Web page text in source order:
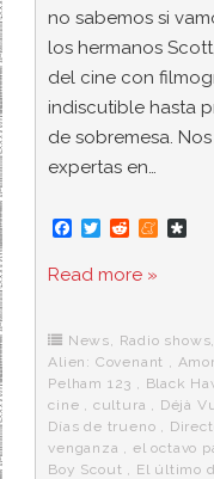
no sabemos si
los hermanos
del cine con
indiscutible hasta
de sobremesa.
expertas en…
F
c
e
o
k
T
i
t
r
R
d
d
M
e
r
a
Read more »
News, Radio shows,
Alien: Covenant ,
Pelham 123 , Black
cine , cultura , Déjà
Días de trueno ,
venganza ,el octavo
Boy Scout , El último